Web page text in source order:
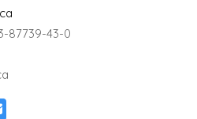
87739-43-0